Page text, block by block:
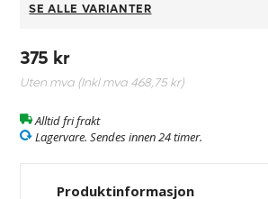
SE ALLE VARIANTER
375 kr
Uten mva (Inkl mva 468,75 kr)
Alltid fri frakt
Lagervare. Sendes innen 24 timer.
Produktinformasjon